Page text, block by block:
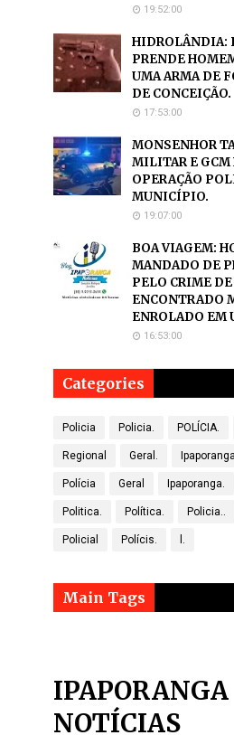
19:52:00
HIDROLÂNDIA:
PRENDE
UMA ARMA DE
DE CONCEIÇÃO.
17:53:00
MONSENHOR
MILITAR E GCM
OPERAÇÃO
MUNICÍPIO.
19:07:00
BOA VIAGEM:
MANDADO DE
PELO CRIME
ENCONTRADO
ENROLADO EM
16:53:00
Categories
Policia Policia. POLÍCIA.
Regional Geral. Ipaporanga
Polícia Geral Ipaporanga.
Politica. Política. Policia..
Policial Polícis. l.
Main Tags
IPAPORANGA
NOTÍCIAS